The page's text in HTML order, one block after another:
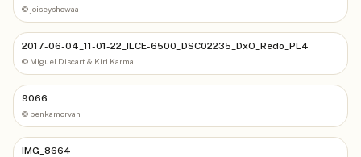
© joiseyshowaa
2017-06-04_11-01-22_ILCE-6500_DSC02235_DxO_Redo_PL4
© Miguel Discart & Kiri Karma
9066
© benkamorvan
IMG_8664